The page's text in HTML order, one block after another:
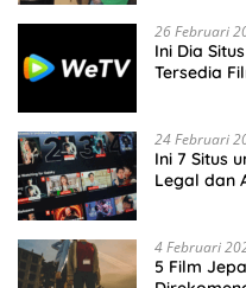
26 Februari
Ini Dia
Tersedia
24 Februari
Ini 7 Situs
Legal dan
4 Februari
5 Film